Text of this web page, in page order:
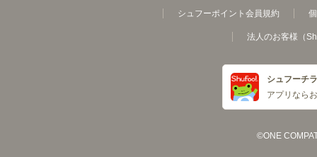
シュフーポイント会員規約
法人のお客様（
シュフーチ
アプリなら
©ONE